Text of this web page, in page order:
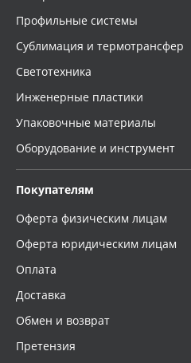
Профильные системы
Сублимация и термотрансфер
Светотехника
Инженерные пластики
Упаковочные материалы
Оборудование и инструмент
Покупателям
Оферта физическим лицам
Оферта юридическим лицам
Оплата
Доставка
Обмен и возврат
Претензия